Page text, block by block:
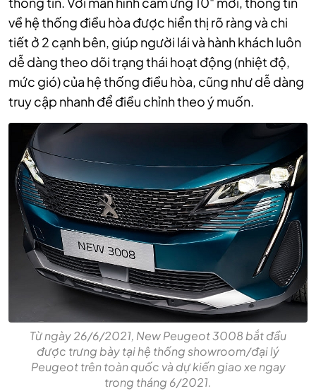
về hệ thống điều hòa được hiển thị rõ ràng và chi
tiết ở 2 cạnh bên, giúp người lái và hành khách luôn
dễ dàng theo dõi trạng thái hoạt động (nhiệt độ,
mức gió) của hệ thống điều hòa, cũng như dễ dàng
truy cập nhanh để điều chỉnh theo ý muốn.
Từ ngày 26/6/2021, New Peugeot 3008 bắt đầu
được trưng bày tại hệ thống showroom/đại lý
Peugeot trên toàn quốc và dự kiến giao xe ngay
trong tháng 6/2021.